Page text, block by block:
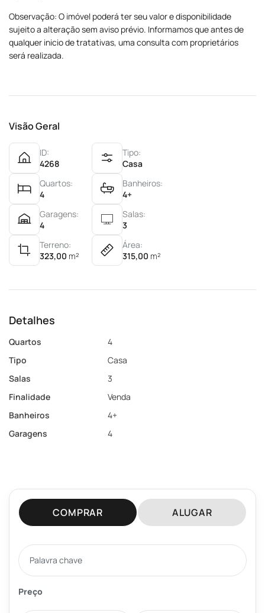
Observação: O imóvel poderá ter seu valor e disponibilidade
sujeito a alteração sem aviso prévio. Informamos que antes de
qualquer inicio de tratativas, uma consulta com proprietários
será realizada.
Visão Geral
ID:
4268
Tipo:
Casa
Quartos:
4
Banheiros:
4+
Garagens:
4
Salas:
3
Terreno:
323,00 m²
Área:
315,00 m²
Detalhes
Quartos
4
Tipo
Casa
Salas
3
Finalidade
Venda
Banheiros
4+
Garagens
4
COMPRAR ALUGAR
Preço